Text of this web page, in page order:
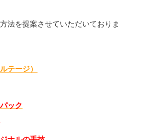
法を提案させていただいておりま
テージ）
ック